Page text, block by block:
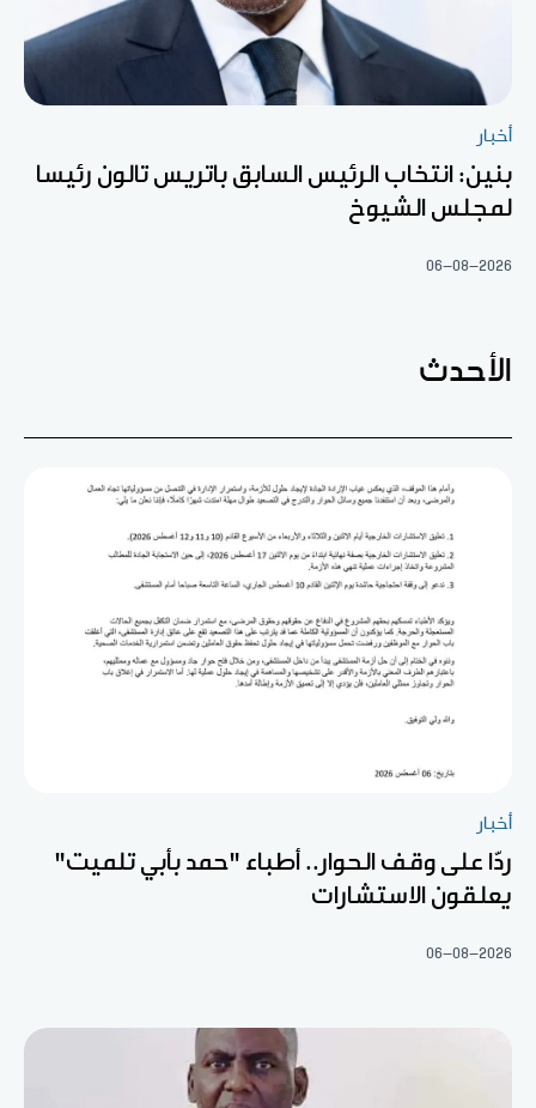
أخبار
بنين: انتخاب الرئيس السابق باتريس تالون رئيسا
لمجلس الشيوخ
06-08-2026
الأحدث
أخبار
ردّا على وقف الحوار.. أطباء "حمد بأبي تلميت"
يعلقون الاستشارات
06-08-2026